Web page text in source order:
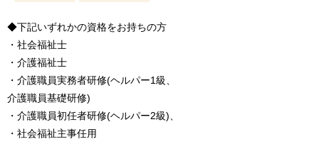
◆下記いずれかの資格をお持ちの方
・社会福祉士
・介護福祉士
・介護職員実務者研修(ヘルパー1級、
介護職員基礎研修)
・介護職員初任者研修(ヘルパー2級)、
・社会福祉主事任用